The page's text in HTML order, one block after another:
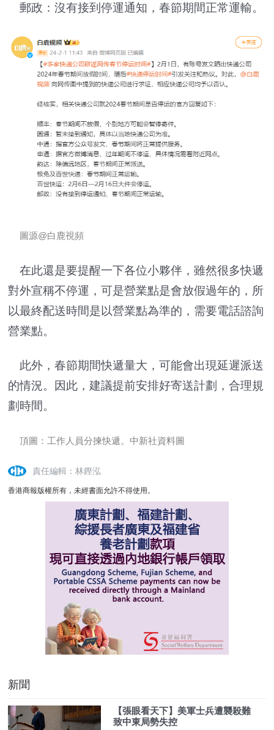
郵政：沒有接到停運通知，春節期間正常運輸。
圖源@白鹿視頻
在此還是要提醒一下各位小夥伴，雖然很多快遞
對外宣稱不停運，可是營業點是會放假過年的，所
以最終配送時間是以營業點為準的，需要電話諮詢
營業點。
此外，春節期間快遞量大，可能會出現延遲派送
的情況。因此，建議提前安排好寄送計劃，合理規
劃時間。
頂圖：工作人員分揀快遞。中新社資料圖
責任編輯：林鏗泓
香港商報版權所有，未經書面允許不得使用。
新聞
【張眼看天下】美軍士兵遭襲殺難
致中東局勢失控